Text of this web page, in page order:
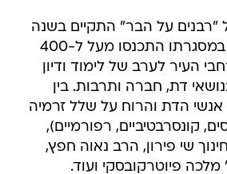
"רבנים על הבר" התקיים בשנה
שעברה בירושלים, במסגרתו התכנסו מעל ל-400
העיר לערב של לימוד ודיון
דת, חברה ותרבות. בין
אנשי הדת והרוח על שלל זרמיה
קונסרבטיביים, רפורמיים),
שי פירון, הרב נאוה חפץ,
פיוטרקובסקי ועוד.